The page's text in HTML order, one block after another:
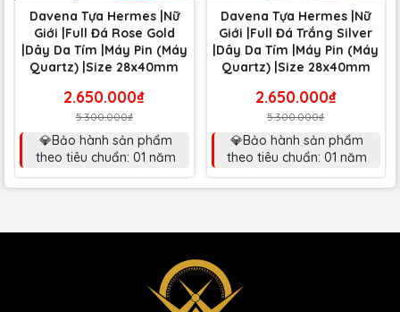
Davena Tựa Hermes |Nữ
Giới |Full Đá Rose Gold
|Dây Da Tím |Máy Pin (Máy
Quartz) |Size 28x40mm
2.650.000₫
5.300.000₫
💎Bảo hành sản phẩm
theo tiêu chuẩn: 01 năm
Davena Tựa Hermes |Nữ
Giới |Full Đá Trắng Silver
|Dây Da Tím |Máy Pin (Máy
Quartz) |Size 28x40mm
2.650.000₫
5.300.000₫
💎Bảo hành sản phẩm
theo tiêu chuẩn: 01 năm